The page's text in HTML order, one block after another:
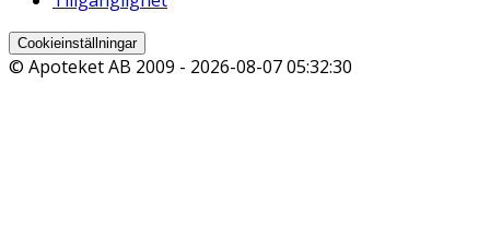
Cookieinställningar
© Apoteket AB 2009 - 2026-08-07 05:32:30